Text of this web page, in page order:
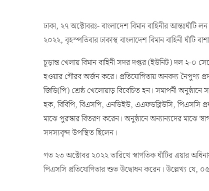
ঢাকা, ২৭ অক্টোবরঃ- বাংলাদেশ বিমান বাহিনীর
২০২২, বৃহস্পতিবার ঢাকাস্থ বাংলাদেশ বিমান বাহিনী ঘাঁটি
চূড়ান্ত খেলায় বিমান বাহিনী সদর দপ্তর (ইউনিট) দল ২-০
হওয়ার গৌরব অর্জন করে। প্রতিযোগিতায় অনবদ্য নৈপুণ্য
জিডি(পি) শ্রেষ্ঠ খেলোয়াড় বিবেচিত হন। সমাপনী
হক, বিবিপি, বিএসপি, এনডিইউ, এএফডব্লিউসি, পিএসসি
মাঝে পুরস্কার বিতরণ করেন। অনুষ্ঠানে অন্যান্যদের মাঝে
সদস্যবৃন্দ উপস্থিত ছিলেন।
গত ২৩ অক্টোবর ২০২২ তারিখে স্বাগতিক ঘাঁটির এয়ার
পিএসসি প্রতিযোগিতার শুভ উদ্বোধন করেন। উল্লেখ্য যে, ০৫